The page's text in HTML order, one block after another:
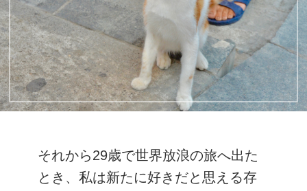
それから29歳で世界放浪の旅へ出た
とき、私は新たに好きだと思える存